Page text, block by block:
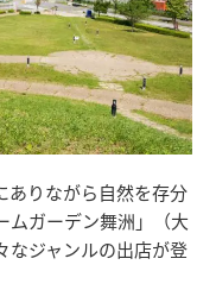
ありながら自然を存分
ムガーデン舞洲」（大
なジャンルの出店が登